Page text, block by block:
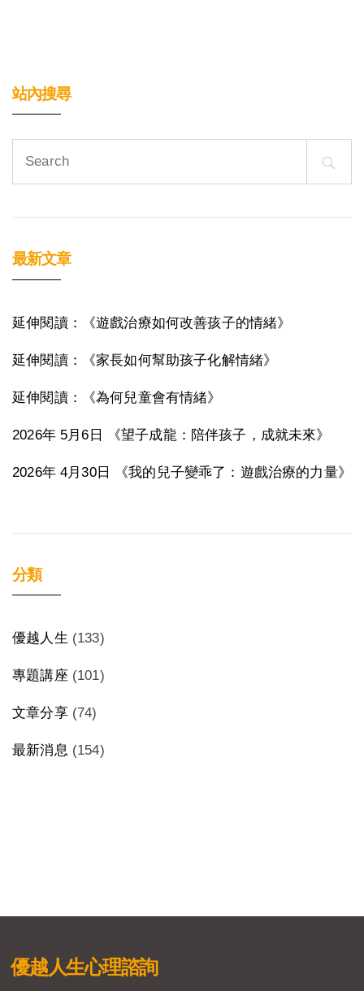
站內搜尋
最新文章
延伸閱讀：《遊戲治療如何改善孩子的情緒》
延伸閱讀：《家長如何幫助孩子化解情緒》
延伸閱讀：《為何兒童會有情緒》
2026年 5月6日 《望子成龍：陪伴孩子，成就未來》
2026年 4月30日 《我的兒子變乖了：遊戲治療的力量》
分類
優越人生 (133)
專題講座 (101)
文章分享(74)
最新消息 (154)
優越人生心理諮詢